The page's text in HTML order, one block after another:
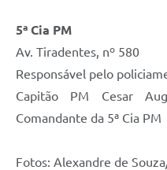
5ª Cia PM
Av. Tiradentes, nº 580
Responsável pelo
Capitão PM Cesar
Comandante da 5ª Cia PM
Fotos: Alexandre de